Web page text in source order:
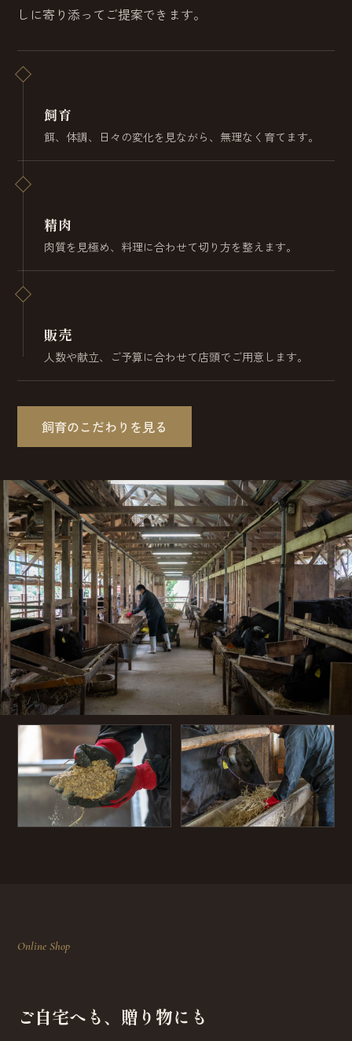
しに寄り添ってご提案できます。
飼育
餌、体調、日々の変化を見ながら、無理なく育てます。
精肉
肉質を見極め、料理に合わせて切り方を整えます。
販売
人数や献立、ご予算に合わせて店頭でご用意します。
飼育のこだわりを見る
Online Shop
ご自宅へも、贈り物にも